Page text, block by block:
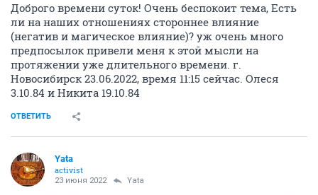
Доброго времени суток! Очень беспокоит тема, Есть
ли на наших отношениях стороннее влияние
(негатив и магическое влияние)? уж очень много
предпосылок привели меня к этой мысли на
протяжении уже длительного времени. г.
Новосибирск 23.06.2022, время 11:15 сейчас. Олеся
3.10.84 и Никита 19.10.84
ОТВЕТИТЬ
Yata
activist
23 июня 2022 Yata